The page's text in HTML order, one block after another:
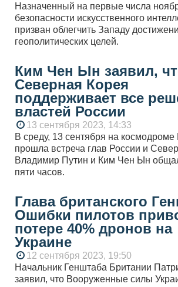
Назначенный на первые числа
безопасности искусственного
призван облегчить Западу
геополитических целей.
Ким Чен Ын заявил,
Северная Корея
поддерживает все
властей России
13 сентября 2023, 14:33
В среду, 13 сентября на
прошла встреча глав России и
Владимир Путин и Ким Чен Ын
пяти часов.
Глава британского
Ошибки пилотов
потере 40% дронов на
Украине
12 сентября 2023, 19:50
Начальник Генштаба Британии
заявил, что Вооруженные силы